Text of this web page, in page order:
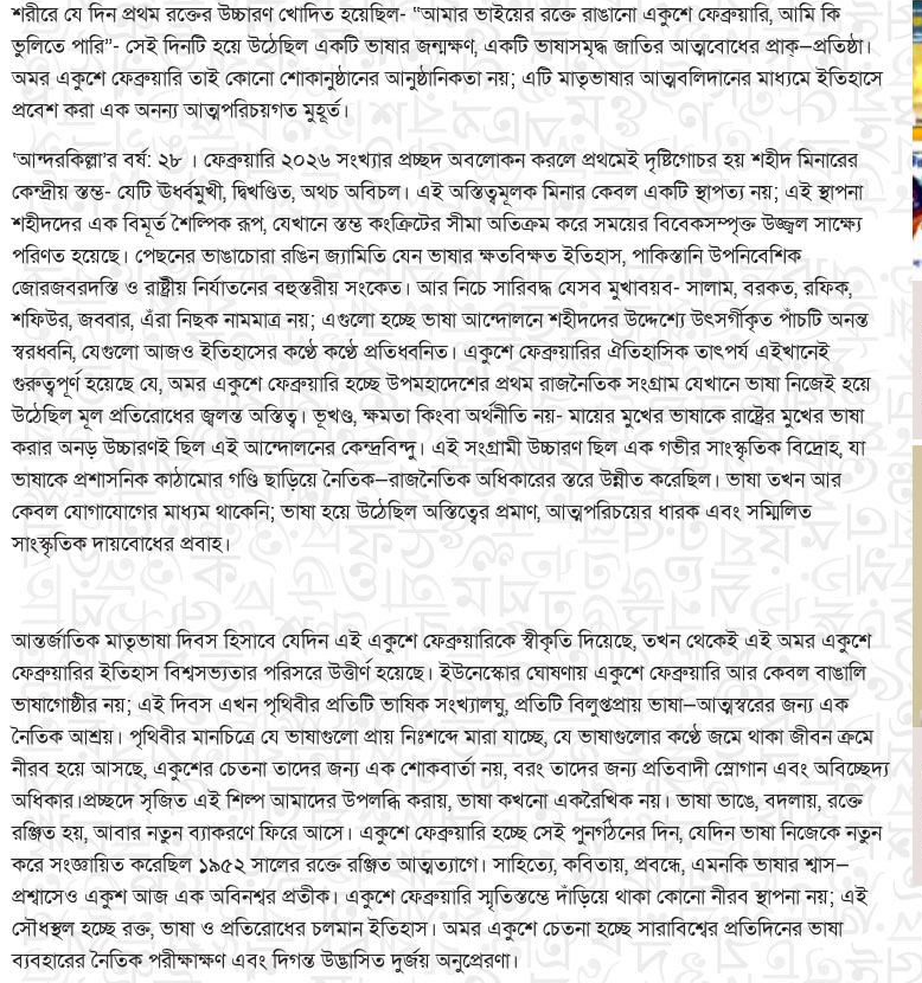
শরীরে যে দিন প্রথম রক্তের উচ্চারণ খোদিত হয়েছিল- “আমার ভাইয়ের রক্তে রাঙানো একুশে ফেব্রুয়ারি, আমি কি
ভুলিতে পারি”- সেই দিনটি হয়ে উঠেছিল একটি ভাষার জন্মক্ষণ, একটি ভাষাসমৃদ্ধ জাতির আত্মবোধের প্রাক্—প্রতিষ্ঠা।
অমর একুশে ফেব্রুয়ারি তাই কোনো শোকানুষ্ঠানের আনুষ্ঠানিকতা নয়; এটি মাতৃভাষার আত্মবলিদানের মাধ্যমে ইতিহাসে
প্রবেশ করা এক অনন্য আত্মপরিচয়গত মুহূর্ত।
‘আন্দরকিল্লা’র বর্ষ: ২৮ । ফেব্রুয়ারি ২০২৬ সংখ্যার প্রচ্ছদ অবলোকন করলে প্রথমেই দৃষ্টিগোচর হয় শহীদ মিনারের
কেন্দ্রীয় স্তম্ভ- যেটি ঊর্ধ্বমুখী, দ্বিখণ্ডিত, অথচ অবিচল। এই অস্তিত্বমূলক মিনার কেবল একটি স্থাপত্য নয়; এই স্থাপনা
শহীদদের এক বিমূর্ত শৈল্পিক রূপ, যেখানে স্তম্ভ কংক্রিটের সীমা অতিক্রম করে সময়ের বিবেকসম্পৃক্ত উজ্জ্বল সাক্ষ্যে
পরিণত হয়েছে। পেছনের ভাঙাচোরা রঙিন জ্যামিতি যেন ভাষার ক্ষতবিক্ষত ইতিহাস, পাকিস্তানি উপনিবেশিক
জোরজবরদস্তি ও রাষ্ট্রীয় নির্যাতনের বহুস্তরীয় সংকেত। আর নিচে সারিবদ্ধ যেসব মুখাবয়ব- সালাম, বরকত, রফিক,
শফিউর, জব্বার, এঁরা নিছক নামমাত্র নয়; এগুলো হচ্ছে ভাষা আন্দোলনে শহীদদের উদ্দেশ্যে উৎসর্গীকৃত পাঁচটি অনন্ত
স্বরধ্বনি, যেগুলো আজও ইতিহাসের কণ্ঠে কণ্ঠে প্রতিধ্বনিত। একুশে ফেব্রুয়ারির ঐতিহাসিক তাৎপর্য এইখানেই
গুরুত্বপূর্ণ হয়েছে যে, অমর একুশে ফেব্রুয়ারি হচ্ছে উপমহাদেশের প্রথম রাজনৈতিক সংগ্রাম যেখানে ভাষা নিজেই হয়ে
উঠেছিল মূল প্রতিরোধের জ্বলন্ত অস্তিত্ব। ভূখণ্ড, ক্ষমতা কিংবা অর্থনীতি নয়- মায়ের মুখের ভাষাকে রাষ্ট্রের মুখের ভাষা
করার অনড় উচ্চারণই ছিল এই আন্দোলনের কেন্দ্রবিন্দু। এই সংগ্রামী উচ্চারণ ছিল এক গভীর সাংস্কৃতিক বিদ্রোহ, যা
ভাষাকে প্রশাসনিক কাঠামোর গণ্ডি ছাড়িয়ে নৈতিক—রাজনৈতিক অধিকারের স্তরে উন্নীত করেছিল। ভাষা তখন আর
কেবল যোগাযোগের মাধ্যম থাকেনি; ভাষা হয়ে উঠেছিল অস্তিত্বের প্রমাণ, আত্মপরিচয়ের ধারক এবং সম্মিলিত
সাংস্কৃতিক দায়বোধের প্রবাহ।
আন্তর্জাতিক মাতৃভাষা দিবস হিসাবে যেদিন এই একুশে ফেব্রুয়ারিকে স্বীকৃতি দিয়েছে, তখন থেকেই এই অমর একুশে
ফেব্রুয়ারির ইতিহাস বিশ্বসভ্যতার পরিসরে উত্তীর্ণ হয়েছে। ইউনেস্কোর ঘোষণায় একুশে ফেব্রুয়ারি আর কেবল বাঙালি
ভাষাগোষ্ঠীর নয়; এই দিবস এখন পৃথিবীর প্রতিটি ভাষিক সংখ্যালঘু, প্রতিটি বিলুপ্তপ্রায় ভাষা—আত্মস্বরের জন্য এক
নৈতিক আশ্রয়। পৃথিবীর মানচিত্রে যে ভাষাগুলো প্রায় নিঃশব্দে মারা যাচ্ছে, যে ভাষাগুলোর কণ্ঠে জমে থাকা জীবন ক্রমে
নীরব হয়ে আসছে, একুশের চেতনা তাদের জন্য এক শোকবার্তা নয়, বরং তাদের জন্য প্রতিবাদী স্লোগান এবং অবিচ্ছেদ্য
অধিকার।প্রচ্ছদে সৃজিত এই শিল্প আমাদের উপলব্ধি করায়, ভাষা কখনো একরৈখিক নয়। ভাষা ভাঙে, বদলায়, রক্তে
রঞ্জিত হয়, আবার নতুন ব্যাকরণে ফিরে আসে। একুশে ফেব্রুয়ারি হচ্ছে সেই পুনর্গঠনের দিন, যেদিন ভাষা নিজেকে নতুন
করে সংজ্ঞায়িত করেছিল ১৯৫২ সালের রক্তে রঞ্জিত আত্মত্যাগে। সাহিত্যে, কবিতায়, প্রবন্ধে, এমনকি ভাষার শ্বাস—
প্রশ্বাসেও একুশ আজ এক অবিনশ্বর প্রতীক। একুশে ফেব্রুয়ারি স্মৃতিস্তম্ভে দাঁড়িয়ে থাকা কোনো নীরব স্থাপনা নয়; এই
সৌধস্থল হচ্ছে রক্ত, ভাষা ও প্রতিরোধের চলমান ইতিহাস। অমর একুশে চেতনা হচ্ছে সারাবিশ্বের প্রতিদিনের ভাষা
ব্যবহারের নৈতিক পরীক্ষাক্ষণ এবং দিগন্ত উদ্ভাসিত দুর্জয় অনুপ্রেরণা।